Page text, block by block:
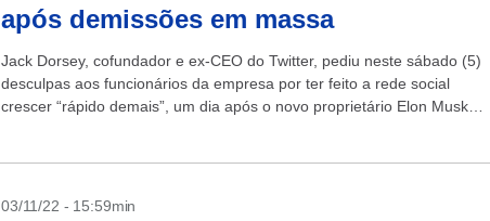
após demissões em massa
Jack Dorsey, cofundador e ex-CEO do Twitter, pediu neste sábado (5)
desculpas aos funcionários da empresa por ter feito a rede social
crescer “rápido demais”, um dia após o novo proprietário Elon Musk
03/11/22 - 15:59min